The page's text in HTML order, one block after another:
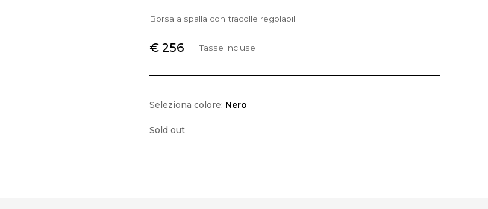
Borsa a spalla con tracolle regolabili
€ 256 Tasse incluse
Seleziona colore: Nero
Sold out